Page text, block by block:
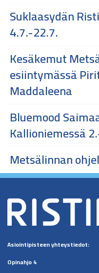
Suklaasydän
4.7.-22.7.
Kesäkemut
esiintymässä
Maddaleena
Bluemood
Kallioniemessä
Metsälinnan
Asiointipisteenyhteystiedot:
Opinahjo 4